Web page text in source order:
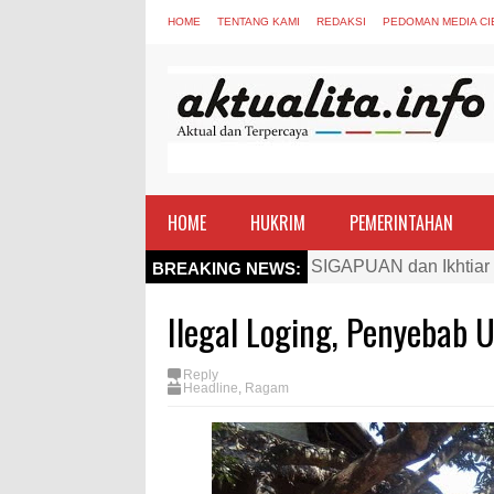
HOME TENTANG KAMI REDAKSI PEDOMAN MEDIA
HOME HUKRIM PEMERINTAHAN
BREAKING NEWS:
Kapolres Bima Beri
Staf Ahli Tekankan
Perkuat Soliditas-
Nobar Piala Dunia
Ilegal Loging, Penyebab
Reply
Headline, Ragam